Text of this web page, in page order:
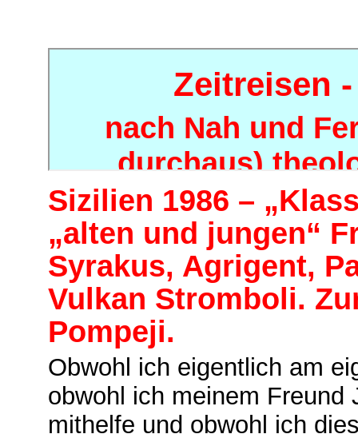
Sizilien 1986 –
„alten und jungen“
Syrakus, Agrigent,
Vulkan Stromboli.
Pompeji.
Obwohl ich eigentlich am
obwohl ich meinem Freund
mithelfe und obwohl ich